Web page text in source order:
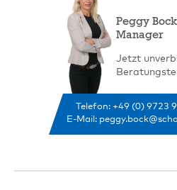
Peggy
Manager
Jetzt
Telefon: +49 (0) 9723
E-Mail: